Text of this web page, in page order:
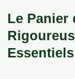
Le Panier
Essentiels